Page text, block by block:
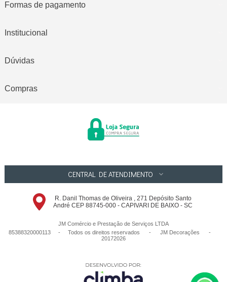
Formas de pagamento
Institucional
Dúvidas
Compras
CENTRAL DE ATENDIMENTO
R. Danil Thomas de Oliveira , 271 Depósito Santo
André CEP 88745-000 - CAPIVARI DE BAIXO - SC
JM Comércio e Prestação de Serviços LTDA
85388320000113 - Todos os direitos reservados
- JM Decorações
-
20172026